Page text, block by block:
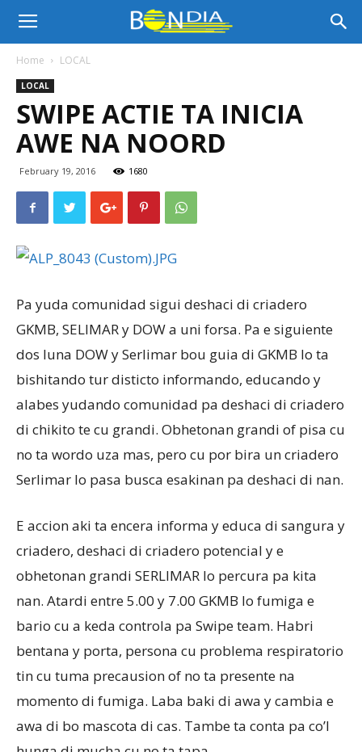
Bon
Dia
Home LOCAL
LOCAL
SWIPE ACTIE TA INICIA
AWE NA NOORD
February 19, 2016 1680
Pa yuda comunidad sigui deshaci di criadero
GKMB, SELIMAR y DOW a uni forsa. Pa e siguiente
dos luna DOW y Serlimar bou guia di GKMB lo ta
bishitando tur disticto informando, educando y
alabes yudando comunidad pa deshaci di criadero
di chikito te cu grandi. Obhetonan grandi of pisa cu
no ta wordo uza mas, pero cu por bira un criadero
Serlimar lo pasa busca esakinan pa deshaci di nan.
E accion aki ta encera informa y educa di sangura y
criadero, deshaci di criadero potencial y e
obhetonan grandi SERLIMAR lo percura pa kita
nan. Atardi entre 5.00 y 7.00 GKMB lo fumiga e
bario cu a keda controla pa Swipe team. Habri
bentana y porta, persona cu problema respiratorio
tin cu tuma precausion of no ta presente na
momento di fumiga. Laba baki di awa y cambia e
awa di bo mascota di cas. Tambe ta conta pa co’I